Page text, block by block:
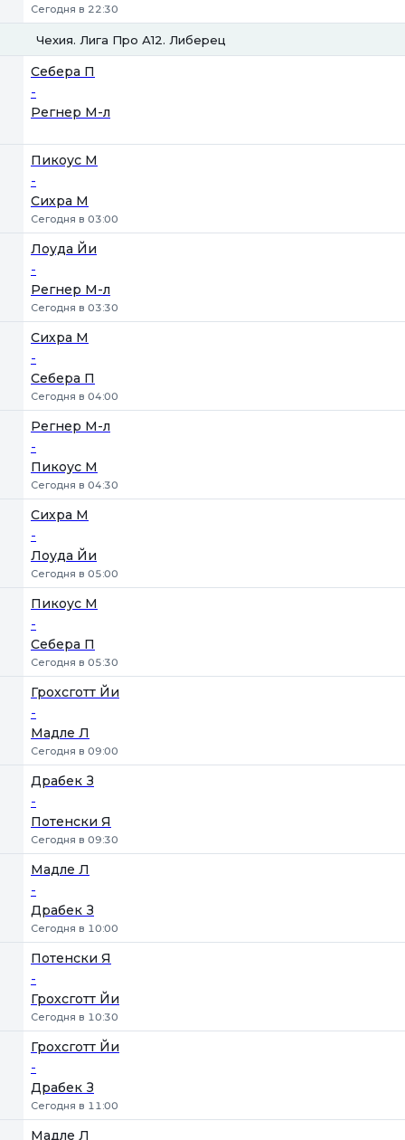
Сегодня в 22:30
Чехия. Лига Про А12. Либерец
Себера П
-
Регнер М-л
Пикоус М
-
Сихра М
Сегодня в 03:00
Лоуда Йи
-
Регнер М-л
Сегодня в 03:30
Сихра М
-
Себера П
Сегодня в 04:00
Регнер М-л
-
Пикоус М
Сегодня в 04:30
Сихра М
-
Лоуда Йи
Сегодня в 05:00
Пикоус М
-
Себера П
Сегодня в 05:30
Грохсготт Йи
-
Мадле Л
Сегодня в 09:00
Драбек З
-
Потенски Я
Сегодня в 09:30
Мадле Л
-
Драбек З
Сегодня в 10:00
Потенски Я
-
Грохсготт Йи
Сегодня в 10:30
Грохсготт Йи
-
Драбек З
Сегодня в 11:00
Мадле Л